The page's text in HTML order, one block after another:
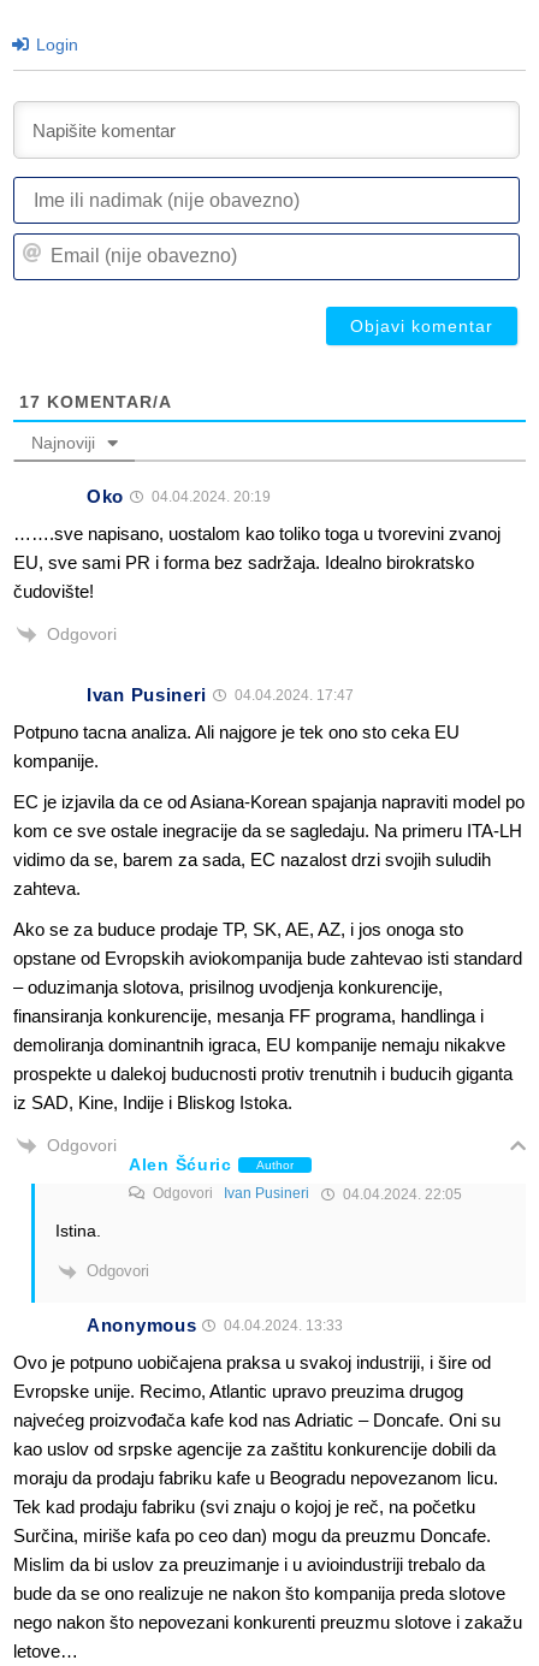
Login
17 KOMENTAR/A
Najnoviji
Oko 04.04.2024. 20:19
…….sve napisano, uostalom kao toliko toga u tvorevini zvanoj
EU, sve sami PR i forma bez sadržaja. Idealno birokratsko
čudovište!
Odgovori
Ivan Pusineri 04.04.2024. 17:47
Potpuno tacna analiza. Ali najgore je tek ono sto ceka EU
kompanije.
EC je izjavila da ce od Asiana-Korean spajanja napraviti model po
kom ce sve ostale inegracije da se sagledaju. Na primeru ITA-LH
vidimo da se, barem za sada, EC nazalost drzi svojih suludih
zahteva.
Ako se za buduce prodaje TP, SK, AE, AZ, i jos onoga sto
opstane od Evropskih aviokompanija bude zahtevao isti standard
– oduzimanja slotova, prisilnog uvodjenja konkurencije,
finansiranja konkurencije, mesanja FF programa, handlinga i
demoliranja dominantnih igraca, EU kompanije nemaju nikakve
prospekte u dalekoj buducnosti protiv trenutnih i buducih giganta
iz SAD, Kine, Indije i Bliskog Istoka.
Odgovori
Alen Šćuric
Author
Odgovori Ivan Pusineri 04.04.2024. 22:05
Istina.
Odgovori
Anonymous 04.04.2024. 13:33
Ovo je potpuno uobičajena praksa u svakoj industriji, i šire od
Evropske unije. Recimo, Atlantic upravo preuzima drugog
najvećeg proizvođača kafe kod nas Adriatic – Doncafe. Oni su
kao uslov od srpske agencije za zaštitu konkurencije dobili da
moraju da prodaju fabriku kafe u Beogradu nepovezanom licu.
Tek kad prodaju fabriku (svi znaju o kojoj je reč, na početku
Surčina, miriše kafa po ceo dan) mogu da preuzmu Doncafe.
Mislim da bi uslov za preuzimanje i u avioindustriji trebalo da
bude da se ono realizuje ne nakon što kompanija preda slotove
nego nakon što nepovezani konkurenti preuzmu slotove i zakažu
letove…